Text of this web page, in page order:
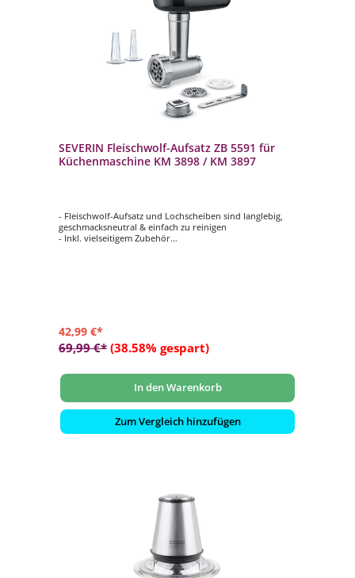
SEVERIN Fleischwolf-Aufsatz ZB 5591 für
Küchenmaschine KM 3898 / KM 3897
- Fleischwolf-Aufsatz und Lochscheiben sind langlebig,
geschmacksneutral & einfach zu reinigen
- Inkl. vielseitigem Zubehör
42,99 €*
69,99 €* (38.58% gespart)
In den Warenkorb
Zum Vergleich hinzufügen